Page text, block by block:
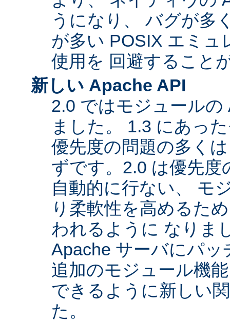
うになり、 バグが多
が多い POSIX エミュ
使用を 回避すること
新しい Apache API
2.0 ではモジュール
ました。 1.3 にあっ
優先度の問題の多く
ずです。2.0 は優先
自動的に行ない、 モ
り柔軟性を高めるた
われるように なりま
Apache サーバにパ
追加のモジュール機
できるように新しい
た。